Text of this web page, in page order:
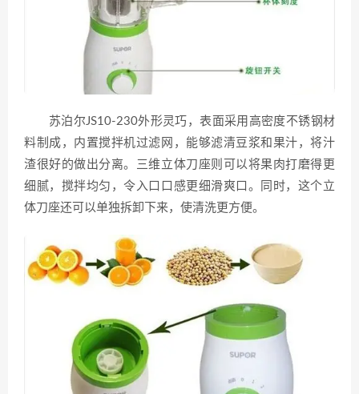
苏泊尔JS10-230外形灵巧，表面采用高密度不锈钢材
料制成，内置搅拌机过滤网，能够滤清豆浆和果汁，将汁
渣很好的做出分离。三维立体刀座则可以将果肉打磨得更
细腻，搅拌均匀，令入口口感更细滑爽口。同时，这个立
体刀座还可以单独拆卸下来，使清洗更方便。